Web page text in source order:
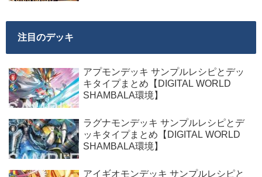
注目のデッキ
アプモンデッキ サンプルレシピとデッ
キタイプまとめ【DIGITAL WORLD
SHAMBALA環境】
ラグナモンデッキ サンプルレシピとデ
ッキタイプまとめ【DIGITAL WORLD
SHAMBALA環境】
アイギオモンデッキ サンプルレシピと